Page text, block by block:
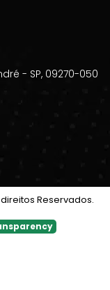
- SP, 09270-050
Reservados.